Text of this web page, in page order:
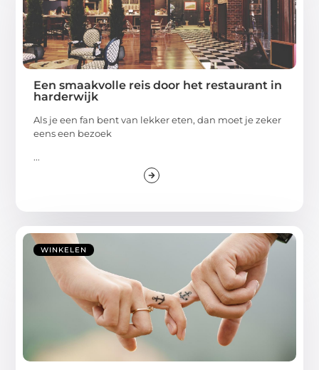
Een smaakvolle reis door het restaurant in
harderwijk
Als je een fan bent van lekker eten, dan moet je zeker
eens een bezoek
...
WINKELEN